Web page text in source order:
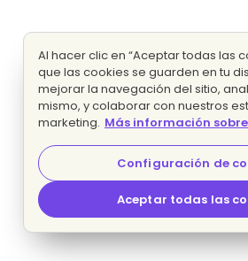
Al hacer clic en “Aceptar todas las
que las cookies se guarden en tu
mejorar la navegación del sitio,
mismo, y colaborar con nuestros
marketing. Más información
Configuración de
Aceptar todas las